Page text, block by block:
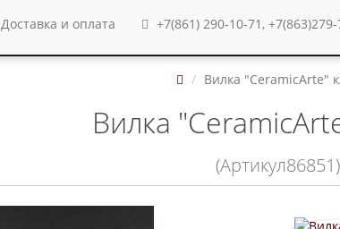
Доставка и оплата +7(861) 290-10-71,
Вилка "CeramicArte"
Вилка
(Артикул86851)